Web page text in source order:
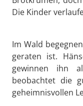
Die Kinder
Im Wald
geraten ist.
gewinnen ihn
beobachtet die
geheimnisvollen